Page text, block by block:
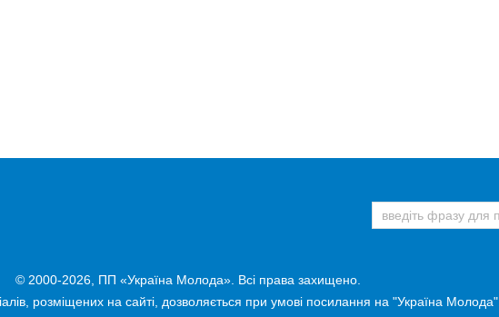
© 2000-2026, ПП «Україна Молода». Всі права захищено.
розміщених на сайті, дозволяється при умові посилання на "Україна Молода".